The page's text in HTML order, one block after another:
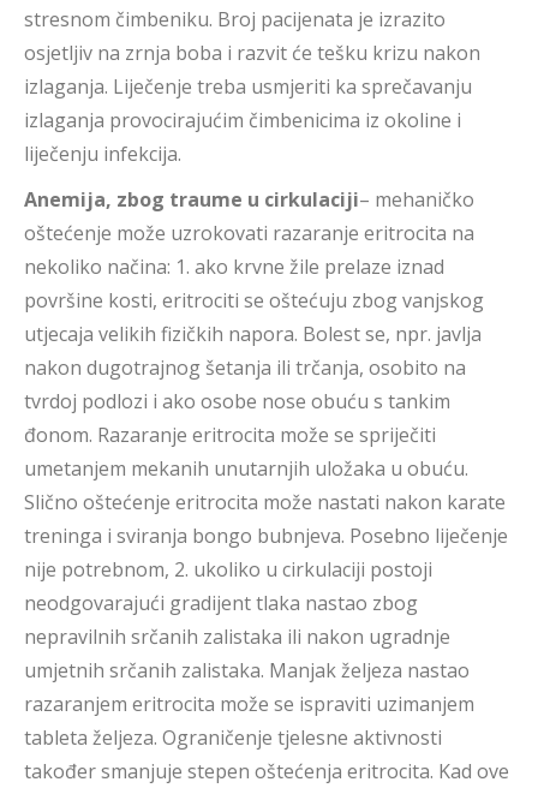
stresnom čimbeniku. Broj pacijenata je izrazito
osjetljiv na zrnja boba i razvit će tešku krizu nakon
izlaganja. Liječenje treba usmjeriti ka sprečavanju
izlaganja provocirajućim čimbenicima iz okoline i
liječenju infekcija.
Anemija, zbog traume u cirkulaciji– mehaničko
oštećenje može uzrokovati razaranje eritrocita na
nekoliko načina: 1. ako krvne žile prelaze iznad
površine kosti, eritrociti se oštećuju zbog vanjskog
utjecaja velikih fizičkih napora. Bolest se, npr. javlja
nakon dugotrajnog šetanja ili trčanja, osobito na
tvrdoj podlozi i ako osobe nose obuću s tankim
đonom. Razaranje eritrocita može se spriječiti
umetanjem mekanih unutarnjih uložaka u obuću.
Slično oštećenje eritrocita može nastati nakon karate
treninga i sviranja bongo bubnjeva. Posebno liječenje
nije potrebnom, 2. ukoliko u cirkulaciji postoji
neodgovarajući gradijent tlaka nastao zbog
nepravilnih srčanih zalistaka ili nakon ugradnje
umjetnih srčanih zalistaka. Manjak željeza nastao
razaranjem eritrocita može se ispraviti uzimanjem
tableta željeza. Ograničenje tjelesne aktivnosti
također smanjuje stepen oštećenja eritrocita. Kad ove